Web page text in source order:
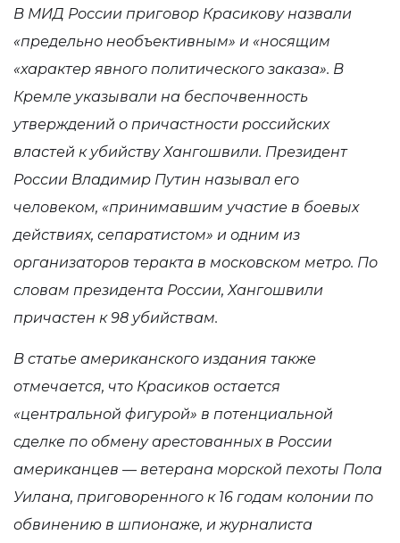
В МИД России приговор Красикову назвали
«предельно необъективным» и «носящим
«характер явного политического заказа». В
Кремле указывали на беспочвенность
утверждений о причастности российских
властей к убийству Хангошвили. Президент
России Владимир Путин называл его
человеком, «принимавшим участие в боевых
действиях, сепаратистом» и одним из
организаторов теракта в московском метро. По
словам президента России, Хангошвили
причастен к 98 убийствам.
В статье американского издания также
отмечается, что Красиков остается
«центральной фигурой» в потенциальной
сделке по обмену арестованных в России
американцев — ветерана морской пехоты Пола
Уилана, приговоренного к 16 годам колонии по
обвинению в шпионаже, и журналиста